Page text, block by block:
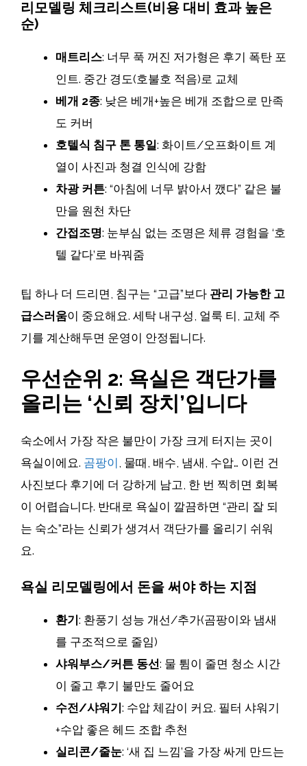
리모델링 체크리스트(비용 대비 효과 높은
순)
매트리스: 너무 푹 꺼진 저가형은 후기 폭탄 포
인트. 중간 경도(호불호 적음)로 교체
베개 2종: 낮은 베개+높은 베개 조합으로 만족
도 커버
호텔식 침구 톤 통일: 화이트/오프화이트 계
열이 사진과 청결 인식에 강함
차광 커튼: “아침에 너무 밝아서 깼다” 같은 불
만을 원천 차단
간접조명: 눈부심 없는 조명은 체류 경험을 ‘호
텔 같다’로 바꿔줌
팁 하나 더 드리면, 침구는 “고급”보다 관리 가능한 고
급스러움이 중요해요. 세탁 내구성, 얼룩 티, 교체 주
기를 계산해두면 운영이 안정됩니다.
우선순위 2: 욕실은 객단가를
올리는 ‘신뢰 장치’입니다
숙소에서 가장 작은 불만이 가장 크게 터지는 곳이
욕실이에요. 곰팡이 , 물때, 배수, 냄새, 수압… 이런 건
사진보다 후기에 더 강하게 남고, 한 번 찍히면 회복
이 어렵습니다. 반대로 욕실이 깔끔하면 “관리 잘 되
는 숙소”라는 신뢰가 생겨서 객단가를 올리기 쉬워
요.
욕실 리모델링에서 돈을 써야 하는 지점
환기 : 환풍기 성능 개선/추가(곰팡이와 냄새
를 구조적으로 줄임)
샤워부스/커튼 동선: 물 튐이 줄면 청소 시간
이 줄고 후기 불만도 줄어요
수전/샤워기 : 수압 체감이 커요. 필터 샤워기
+수압 좋은 헤드 조합 추천
실리콘/줄눈: ‘새 집 느낌’을 가장 싸게 만드는